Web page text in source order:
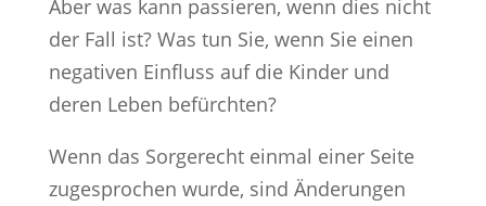
Aber was kann passieren, wenn dies nicht
der Fall ist? Was tun Sie, wenn Sie einen
negativen Einfluss auf die Kinder und
deren Leben befürchten?
Wenn das Sorgerecht einmal einer Seite
zugesprochen wurde, sind Änderungen